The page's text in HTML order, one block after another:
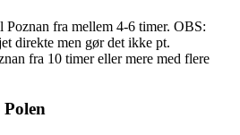
fra mellem 4-6 timer. OBS:
direkte men gør det ikke pt.
fra 10 timer eller mere med flere